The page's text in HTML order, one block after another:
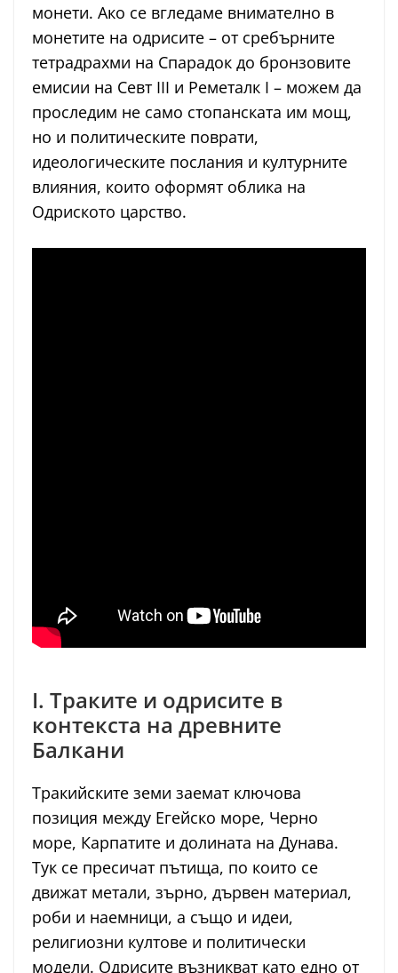
монети. Ако се вгледаме внимателно в
монетите на одрисите – от сребърните
тетрадрахми на Спарадок до бронзовите
емисии на Севт III и Реметалк I – можем да
проследим не само стопанската им мощ,
но и политическите поврати,
идеологическите послания и културните
влияния, които оформят облика на
Одриското царство.
I. Траките и одрисите в
контекста на древните
Балкани
Тракийските земи заемат ключова
позиция между Егейско море, Черно
море, Карпатите и долината на Дунава.
Тук се пресичат пътища, по които се
движат метали, зърно, дървен материал,
роби и наемници, а също и идеи,
религиозни култове и политически
модели. Одрисите възникват като едно от